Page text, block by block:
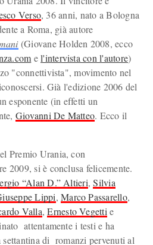
Verso, 36 anni, nato a Bologna
a Roma, già autore
(Giovane Holden 2008, ecco
el'intervista con l'autore)
"connettivista", movimento nel
Già l'edizione 2006 del
esponente (in effetti un
Giovanni De Matteo. Ecco il
Premio Urania, con
2009, si è conclusa felicemente.
“Alan D.” Altieri,Silvia
Lippi,Marco Passarello,
Valla,Ernesto Vegetti e
attentamente i testi e ha
di romanzi pervenuti al